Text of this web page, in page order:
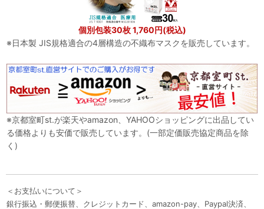
個別包装30枚 1,760円(税込)
※日本製 JIS規格適合の4層構造の不織布マスクを販売しています。
※京都室町st.が楽天やamazon、YAHOOショッピングに出品してい
る価格よりも安価で販売しています。(一部定価販売協定商品を除
く)
＜お支払いについて＞
銀行振込・郵便振替、クレジットカード、amazon-pay、Paypal決済、